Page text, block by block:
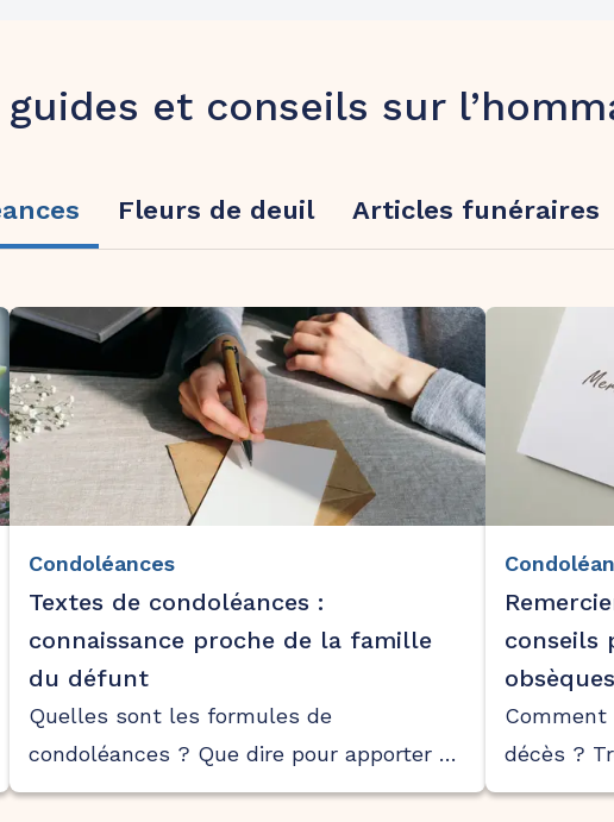
et conseils sur
Fleurs de deuil Articles funéraires
Condoléances
Textes de condoléances :
connaissance proche de la famille
du défunt
Quelles sont les formules de
condoléances ? Que dire pour apporter du
réconfort en ces circonstances ? Guide
conseils
obsèques
Comment
décès ?
témoigner